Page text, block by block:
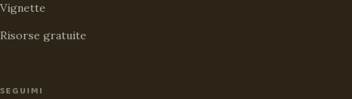
Vignette
Risorse gratuite
SEGUIMI